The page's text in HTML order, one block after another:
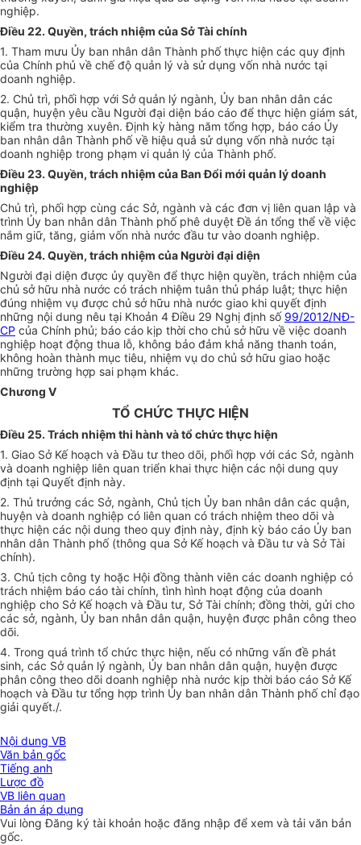
nghiệp.
Điều 22. Quyền, trách nhiệm của Sở Tài chính
1. Tham mưu Ủy ban nhân dân Thành phố thực hiện các quy định
của Chính phủ về chế độ quản lý và sử dụng vốn nhà nước tại
doanh nghiệp.
2. Chủ trì, phối hợp với Sở quản lý ngành, Ủy ban nhân dân các
quận, huyện yêu cầu Người đại diện báo cáo để thực hiện giám sát,
kiểm tra thường xuyên. Định kỳ hàng năm tổng hợp, báo cáo Ủy
ban nhân dân Thành phố về hiệu quả sử dụng vốn nhà nước tại
doanh nghiệp trong phạm vi quản lý của Thành phố.
Điều 23. Quyền, trách nhiệm của Ban Đổi mới quản lý doanh
nghiệp
Chủ trì, phối hợp cùng các Sở, ngành và các đơn vị liên quan lập và
trình Ủy ban nhân dân Thành phố phê duyệt Đề án tổng thể về việc
nắm giữ, tăng, giảm vốn nhà nước đầu tư vào doanh nghiệp.
Điều 24. Quyền, trách nhiệm của Người đại diện
Người đại diện được ủy quyền để thực hiện quyền, trách nhiệm của
chủ sở hữu nhà nước có trách nhiệm tuân thủ pháp luật; thực hiện
đúng nhiệm vụ được chủ sở hữu nhà nước giao khi quyết định
những nội dung nêu tại Khoản 4 Điều 29 Nghị định số 99/2012/NĐ-
CP của Chính phủ; báo cáo kịp thời cho chủ sở hữu về việc doanh
nghiệp hoạt động thua lỗ, không bảo đảm khả năng thanh toán,
không hoàn thành mục tiêu, nhiệm vụ do chủ sở hữu giao hoặc
những trường hợp sai phạm khác.
Chương V
TỔ CHỨC THỰC HIỆN
Điều 25. Trách nhiệm thi hành và tổ chức thực hiện
1. Giao Sở Kế hoạch và Đầu tư theo dõi, phối hợp với các Sở, ngành
và doanh nghiệp liên quan triển khai thực hiện các nội dung quy
định tại Quyết định này.
2. Thủ trưởng các Sở, ngành, Chủ tịch Ủy ban nhân dân các quận,
huyện và doanh nghiệp có liên quan có trách nhiệm theo dõi và
thực hiện các nội dung theo quy định này, định kỳ báo cáo Ủy ban
nhân dân Thành phố (thông qua Sở Kế hoạch và Đầu tư và Sở Tài
chính).
3. Chủ tịch công ty hoặc Hội đồng thành viên các doanh nghiệp có
trách nhiệm báo cáo tài chính, tình hình hoạt động của doanh
nghiệp cho Sở Kế hoạch và Đầu tư, Sở Tài chính; đồng thời, gửi cho
các sở, ngành, Ủy ban nhân dân quận, huyện được phân công theo
dõi.
4. Trong quá trình tổ chức thực hiện, nếu có những vấn đề phát
sinh, các Sở quản lý ngành, Ủy ban nhân dân quận, huyện được
phân công theo dõi doanh nghiệp nhà nước kịp thời báo cáo Sở Kế
hoạch và Đầu tư tổng hợp trình Ủy ban nhân dân Thành phố chỉ đạo
giải quyết./.
Nội dung VB
Văn bản gốc
Tiếng anh
Lược đồ
VB liên quan
Bản án áp dụng
Vui lòngĐăng ký tài khoản hoặc đăng nhập để xem và tải văn bản
gốc.